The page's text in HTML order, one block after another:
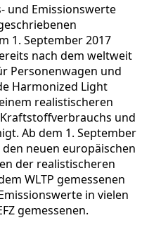
und Emissionswerte
1. September 2017
nach dem weltweit
Personenwagen und
Harmonized Light
realistischeren
und
Ab dem 1. September
neuen europäischen
der realistischeren
WLTP gemessenen
in vielen
gemessenen.